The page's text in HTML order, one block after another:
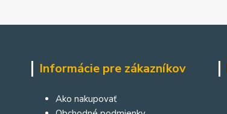
Informácie pre zákazníkov
Ako nakupovať